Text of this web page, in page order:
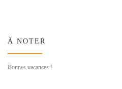
À NOTER
Bonnes vacances !